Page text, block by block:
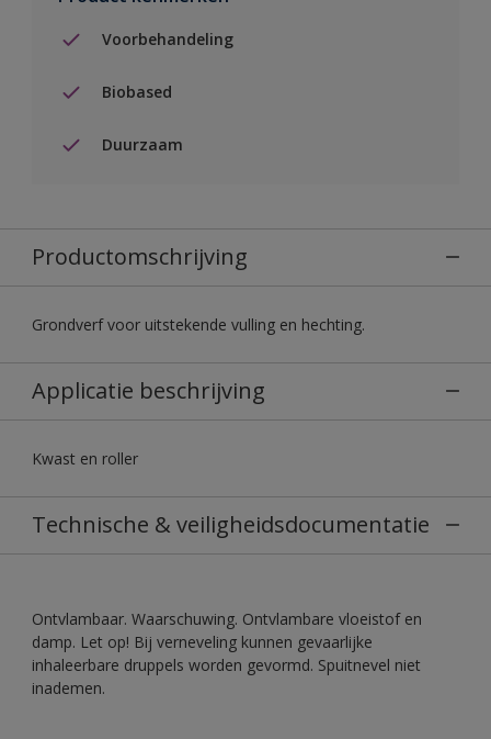
Voorbehandeling
Biobased
Duurzaam
Productomschrijving
Grondverf voor uitstekende vulling en hechting.
Applicatie beschrijving
Kwast en roller
Technische & veiligheidsdocumentatie
Ontvlambaar. Waarschuwing. Ontvlambare vloeistof en
damp. Let op! Bij verneveling kunnen gevaarlijke
inhaleerbare druppels worden gevormd. Spuitnevel niet
inademen.